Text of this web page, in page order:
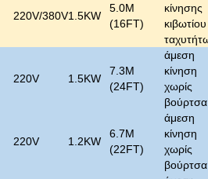
220V/380V1.5KW
5.0M
(16FT)
κίνησης
κιβωτίου
220V 1.5KW
7.3M
(24FT)
άμεση
κίνηση
χωρίς
βούρτσα
220V 1.2KW
6.7M
(22FT)
άμεση
κίνηση
χωρίς
βούρτσα